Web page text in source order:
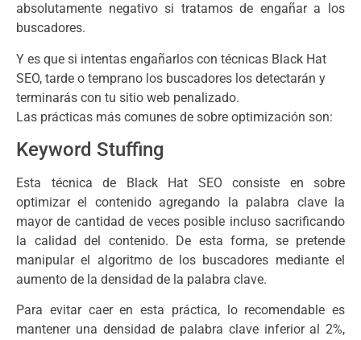
absolutamente negativo si tratamos de engañar a los
buscadores.
Y es que si intentas engañarlos con técnicas Black Hat
SEO, tarde o temprano los buscadores los detectarán y
terminarás con tu sitio web penalizado.
Las prácticas más comunes de sobre optimización son:
Keyword Stuffing
Esta técnica de Black Hat SEO consiste en sobre
optimizar el contenido agregando la palabra clave la
mayor de cantidad de veces posible incluso sacrificando
la calidad del contenido. De esta forma, se pretende
manipular el algoritmo de los buscadores mediante el
aumento de la densidad de la palabra clave.
Para evitar caer en esta práctica, lo recomendable es
mantener una densidad de palabra clave inferior al 2%,